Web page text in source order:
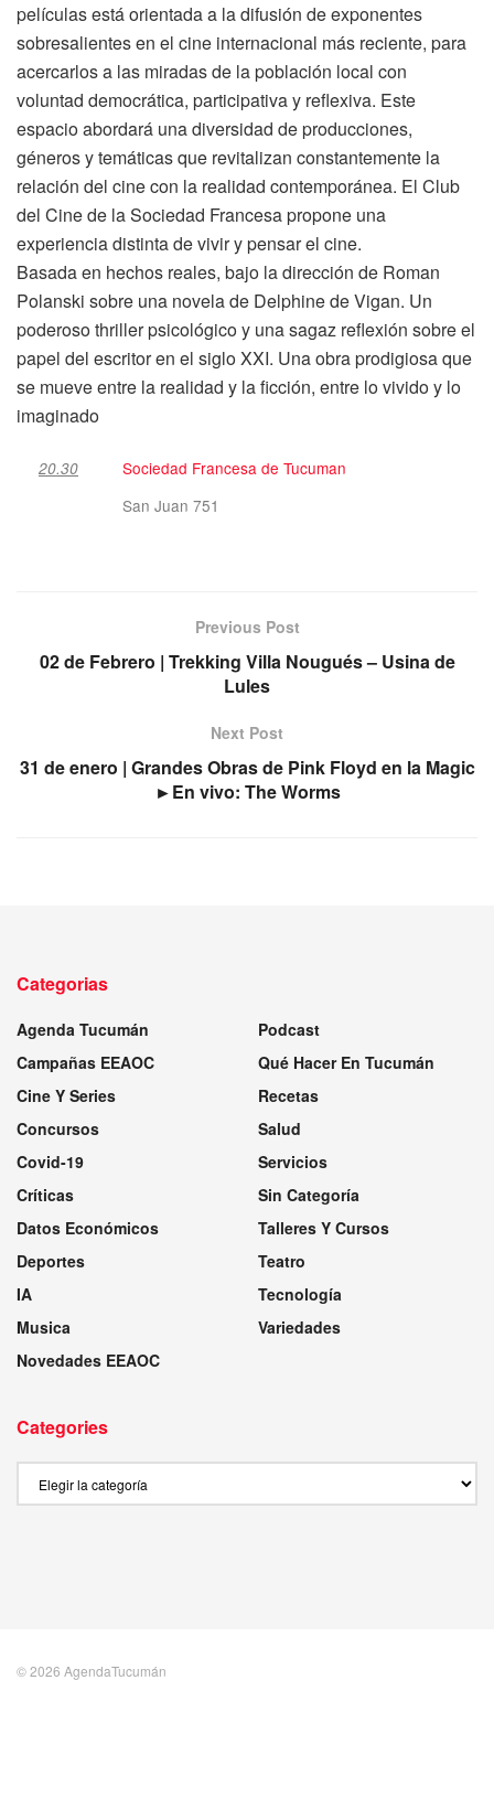
películas está orientada a la difusión de exponentes
sobresalientes en el cine internacional más reciente, para
acercarlos a las miradas de la población local con
voluntad democrática, participativa y reflexiva. Este
espacio abordará una diversidad de producciones,
géneros y temáticas que revitalizan constantemente la
relación del cine con la realidad contemporánea. El Club
del Cine de la Sociedad Francesa propone una
experiencia distinta de vivir y pensar el cine.
Basada en hechos reales, bajo la dirección de Roman
Polanski sobre una novela de Delphine de Vigan. Un
poderoso thriller psicológico y una sagaz reflexión sobre el
papel del escritor en el siglo XXI. Una obra prodigiosa que
se mueve entre la realidad y la ficción, entre lo vivido y lo
imaginado
20.30
Sociedad Francesa de Tucuman
San Juan 751
Previous Post
02 de Febrero | Trekking Villa Nougués – Usina de
Lules
Next Post
31 de enero | Grandes Obras de Pink Floyd en la Magic
►En vivo: The Worms
Categorias
Agenda Tucumán
Campañas EEAOC
Cine Y Series
Concursos
Covid-19
Críticas
Datos Económicos
Deportes
IA
Musica
Novedades EEAOC
Podcast
Qué Hacer En Tucumán
Recetas
Salud
Servicios
Sin Categoría
Talleres Y Cursos
Teatro
Tecnología
Variedades
Categories
© 2026 AgendaTucumán